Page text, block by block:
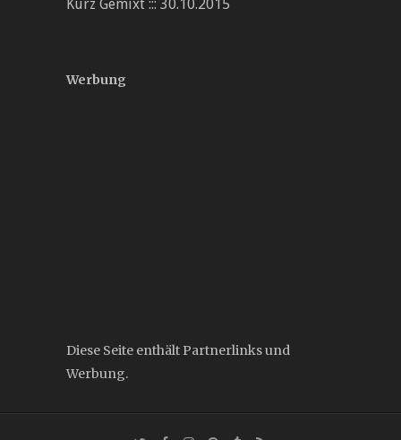
Kurz Gemixt ::: 30.10.2015
Werbung
Diese Seite enthält Partnerlinks und
Werbung.